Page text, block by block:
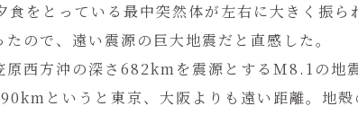
食をとっている最中突然体が左右に大きく振
ので、遠い震源の巨大地震だと直感した。
原西方沖の深さ682kmを震源とするＭ8.1の地
というと東京、大阪よりも遠い距離。地